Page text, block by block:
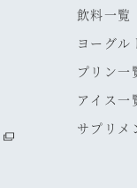
飲料一覧
ヨーグル
プリン一
アイス一
サプリメ